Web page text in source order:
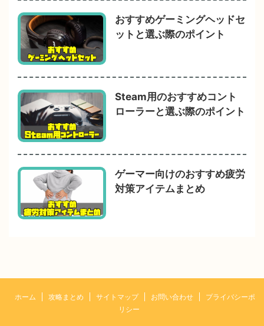
おすすめゲーミングヘッドセ
ットと選ぶ際のポイント
Steam用のおすすめコント
ローラーと選ぶ際のポイント
ゲーマー向けのおすすめ疲労
対策アイテムまとめ
ホーム 攻略まとめ サイトマップ お問い合わせ
プライバシーポ
リシー